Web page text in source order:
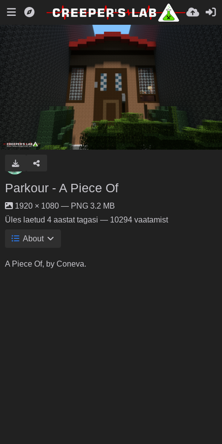
Parkour - A Piece Of
1920 × 1080 — PNG 3.2 MB
Üles laetud 4 aastat tagasi — 10294 vaatamist
About
A Piece Of, by Coneva.